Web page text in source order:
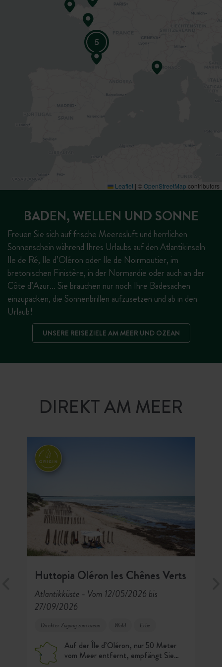
5
Leaflet | ©OpenStreetMap contributors
BADEN, WELLEN UND SONNE
Freuen Sie sich auf frische Meeresluft und herrlichen
Sonnenschein während Ihres Urlaubs auf den Atlantikinseln
Ile de Ré, Ile d’Oléron oder Ile de Noirmoutier, im
bretonischen Finistère, in der Normandie oder auch an der
Côte d’Azur… Sie brauchen nur noch Ihre Badesachen
einzupacken, die Sonnenbrillen aufzusetzen und ab in den
Urlaub!
UNSERE REISEZIELE AM MEER UND OZEAN
DIREKT AM MEER
Huttopia Oléron les Chênes Verts
Atlantikküste - Vom 12/05/2026 bis
27/09/2026
Direkter Zugang zum ozean Wald Erbe
Auf der Île d’Oléron, nur 50 Meter
vom Meer entfernt, empfängt Sie…